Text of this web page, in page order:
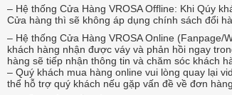
– Hệ thống Cửa Hàng VROSA Offline: Khi Qúy
Cửa hàng thì sẽ không áp dụng chính sách đổi
– Hệ thống Cửa Hàng VROSA Online (Fanpage/
khách hàng nhận được váy và phản hồi ngay
hàng sẽ tiếp nhận thông tin và chăm sóc khách
– Quý khách mua hàng online vui lòng quay lại
thể hỗ trợ quý khách nếu gặp vấn đề về đơn hàng.